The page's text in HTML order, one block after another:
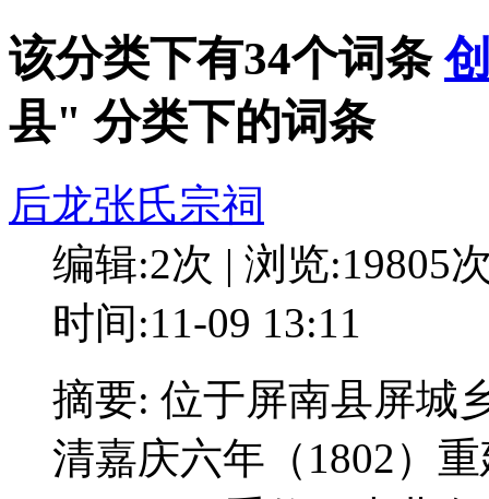
该分类下有34个词条
县" 分类下的词条
后龙张氏宗祠
编辑:2次 | 浏览:19805
时间:11-09 13:11
摘要: 位于屏南县屏城
清嘉庆六年（1802）